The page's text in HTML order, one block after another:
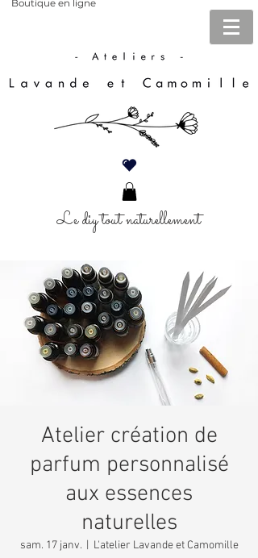
Boutique en ligne
Le diy tout naturellement
Atelier création de
parfum personnalisé
aux essences
naturelles
sam. 17 janv.
  |
L'atelier Lavande et Camomille